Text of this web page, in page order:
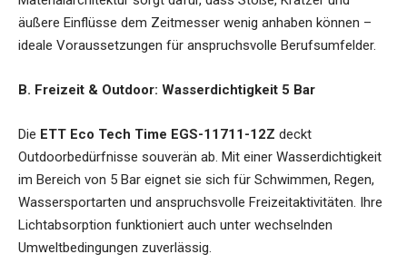
äußere Einflüsse dem Zeitmesser wenig anhaben können –
ideale Voraussetzungen für anspruchsvolle Berufsumfelder.
B. Freizeit & Outdoor: Wasserdichtigkeit 5 Bar
Die ETT Eco Tech Time EGS-11711-12Z deckt
Outdoorbedürfnisse souverän ab. Mit einer Wasserdichtigkeit
im Bereich von 5 Bar eignet sie sich für Schwimmen, Regen,
Wassersportarten und anspruchsvolle Freizeitaktivitäten. Ihre
Lichtabsorption funktioniert auch unter wechselnden
Umweltbedingungen zuverlässig.